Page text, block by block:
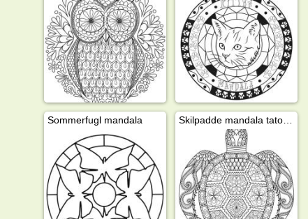
Sommerfugl mandala Skilpadde mandala tatovering